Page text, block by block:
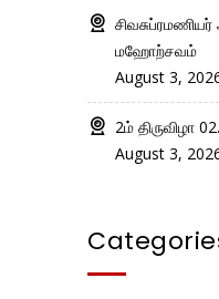
மஹோற்சவம்
August 3,
2ம் திருவிழா
August 3,